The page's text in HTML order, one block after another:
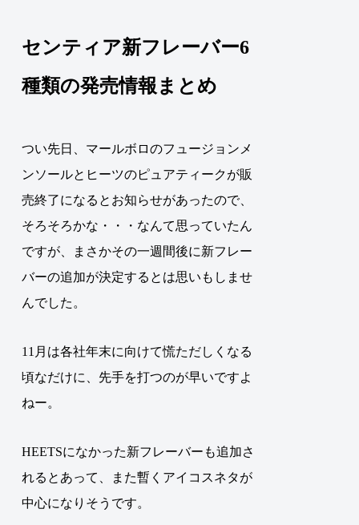
センティア新フレーバー6
種類の発売情報まとめ
つい先日、マールボロのフュージョンメ
ンソールとヒーツのピュアティークが販
売終了になるとお知らせがあったので、
そろそろかな・・・なんて思っていたん
ですが、まさかその一週間後に新フレー
バーの追加が決定するとは思いもしませ
んでした。
11月は各社年末に向けて慌ただしくなる
頃なだけに、先手を打つのが早いですよ
ねー。
HEETSになかった新フレーバーも追加さ
れるとあって、また暫くアイコスネタが
中心になりそうです。